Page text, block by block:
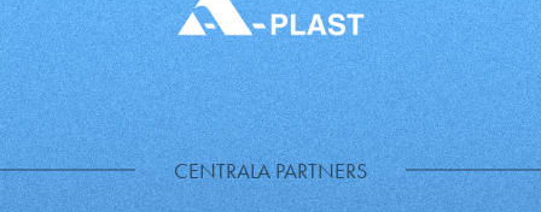
CENTRALA PARTNERS